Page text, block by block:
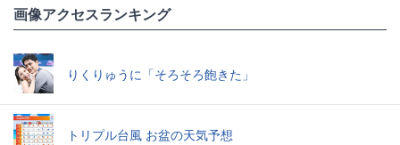
画像アクセスランキング
りくりゅうに「そろそろ飽きた」
トリプル台風 お盆の天気予想